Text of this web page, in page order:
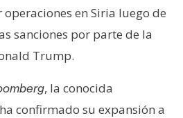
en Siria luego de
sanciones por parte de la
Trump.
, la conocida
ha confirmado su expansión a